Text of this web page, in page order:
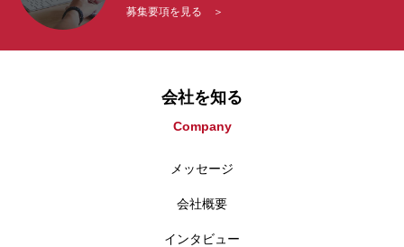
募集要項を見る ＞
会社を知る
Company
メッセージ
会社概要
インタビュー